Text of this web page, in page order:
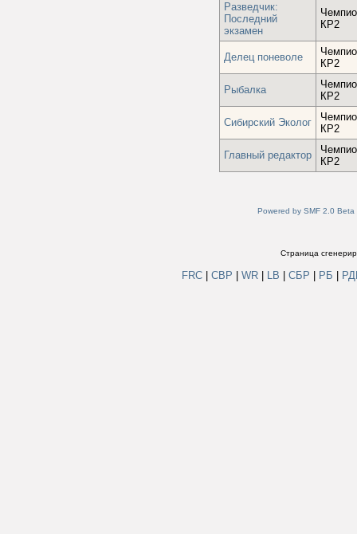
Разведчик:
Последний
экзамен
КР2
Делец поневоле
КР2
Рыбалка
КР2
Сибирский Эколог
КР2
Главный редактор
КР2
Powered by SMF 2.0 Beta
Страница
FRC СВР WR LB СБР РБ